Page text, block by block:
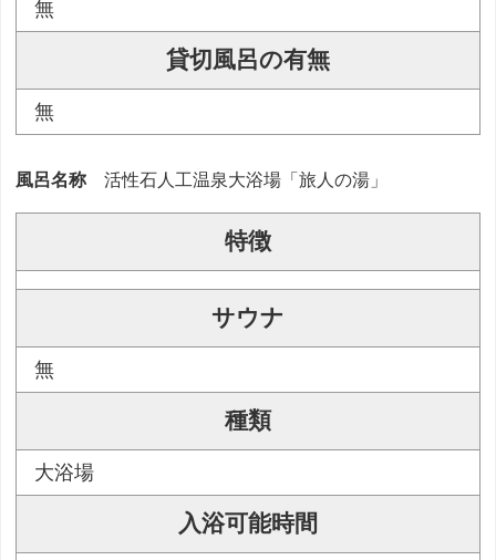
無
貸切風呂の有無
無
風呂名称 活性石人工温泉大浴場「旅人の湯」
特徴
サウナ
無
種類
大浴場
入浴可能時間